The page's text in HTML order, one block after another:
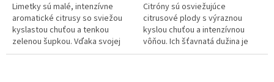
Limetky sú malé, intenzívne
aromatické citrusy so sviežou
kyslastou chuťou a tenkou
zelenou šupkou. Vďaka svojej
výraznej aróme a vysokej
Citróny sú osviežujúce
citrusové plody s výraznou
kyslou chuťou a intenzívnou
vôňou. Ich šťavnatá dužina je
bohatá na vitamín C,